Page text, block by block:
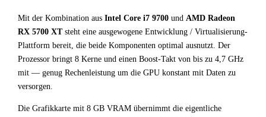
Mit der Kombination aus Intel Core i7 9700 und AMD Radeon
RX 5700 XTsteht eine ausgewogene Entwicklung / Virtualisierung-
Plattform bereit, die beide Komponenten optimal ausnutzt. Der
Prozessor bringt 8 Kerne und einen Boost-Takt von bis zu 4,7 GHz
mit — genug Rechenleistung um die GPU konstant mit Daten zu
versorgen.
Die Grafikkarte mit 8 GB VRAM übernimmt die eigentliche